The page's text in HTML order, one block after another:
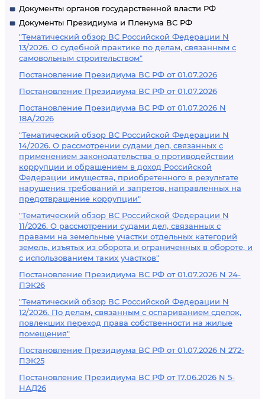
Документы органов государственной власти РФ
Документы Президиума и Пленума ВС РФ
"Тематический обзор ВС Российской Федерации N
13/2026. О судебной практике по делам, связанным с
самовольным строительством"
Постановление Президиума ВС РФ от 01.07.2026
Постановление Президиума ВС РФ от 01.07.2026
Постановление Президиума ВС РФ от 01.07.2026 N
18А/2026
"Тематический обзор ВС Российской Федерации N
14/2026. О рассмотрении судами дел, связанных с
применением законодательства о противодействии
коррупции и обращением в доход Российской
Федерации имущества, приобретенного в результате
нарушения требований и запретов, направленных на
предотвращение коррупции"
"Тематический обзор ВС Российской Федерации N
11/2026. О рассмотрении судами дел, связанных с
правами на земельные участки отдельных категорий
земель, изъятых из оборота и ограниченных в обороте, и
с использованием таких участков"
Постановление Президиума ВС РФ от 01.07.2026 N 24-
ПЭК26
"Тематический обзор ВС Российской Федерации N
12/2026. По делам, связанным с оспариванием сделок,
повлекших переход права собственности на жилые
помещения"
Постановление Президиума ВС РФ от 01.07.2026 N 272-
ПЭК25
Постановление Президиума ВС РФ от 17.06.2026 N 5-
НАД26